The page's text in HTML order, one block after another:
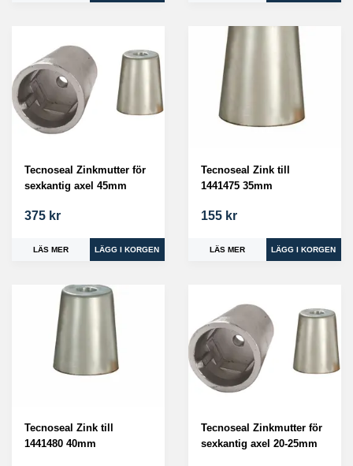
Tecnoseal Zinkmutter för
sexkantig axel 45mm
375 kr
LÄS MER
Tecnoseal Zink till
1441475 35mm
155 kr
LÄS MER
Tecnoseal Zink till
1441480 40mm
Tecnoseal Zinkmutter för
sexkantig axel 20-25mm